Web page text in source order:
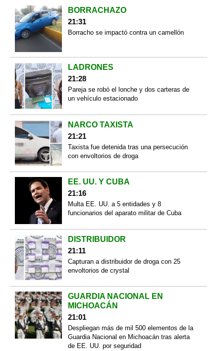
BORRACHAZO
21:31
Borracho se impactó contra un camellón
LADRONES
21:28
Pareja se robó el lonche y dos carteras de
un vehículo estacionado
NARCO TAXISTA
21:21
Taxista fue detenida tras una persecución
con envoltorios de droga
EE. UU. Y CUBA
21:16
Multa EE. UU. a 5 entidades y 8
funcionarios del aparato militar de Cuba
DISTRIBUIDOR
21:11
Capturan a distribuidor de droga con 25
envoltorios de crystal
GUARDIA NACIONAL EN
MICHOACÁN
21:01
Despliegan más de mil 500 elementos de la
Guardia Nacional en Michoacán tras alerta
de EE. UU. por seguridad